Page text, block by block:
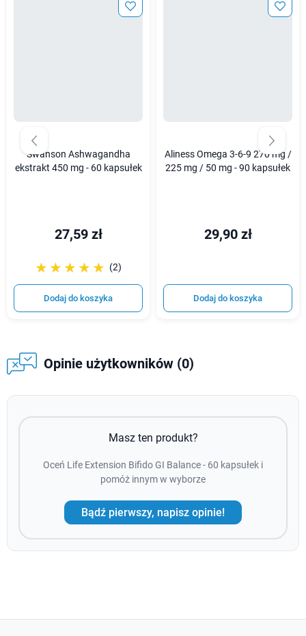
Swanson Ashwagandha
ekstrakt 450 mg - 60 kapsułek
27,59 zł
☆☆☆☆☆
★★★★★ (2)
Dodaj do koszyka
Aliness Omega 3-6-9 270 mg /
225 mg / 50 mg - 90 kapsułek
29,90 zł
Dodaj do koszyka
Opinie użytkowników (0)
Masz ten produkt?
Oceń Life Extension Bifido GI Balance - 60 kapsułek i
pomóż innym w wyborze
Bądź pierwszy, napisz opinie!